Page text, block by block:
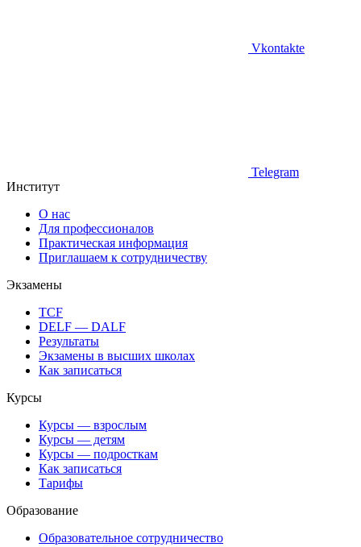
Vkontakte
Telegram
Институт
О нас
Для профессионалов
Практическая информация
Приглашаем к сотрудничеству
Экзамены
TCF
DELF — DALF
Результаты
Экзамены в высших школах
Как записаться
Курсы
Курсы — взрослым
Курсы — детям
Курсы — подросткам
Как записаться
Тарифы
Образование
Образовательное сотрудничество